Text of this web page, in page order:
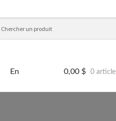
En 0,00 $ 0 article